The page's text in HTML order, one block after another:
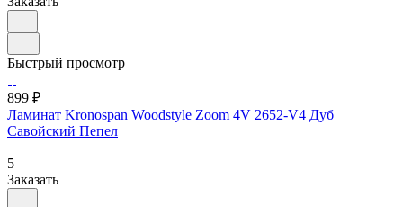
Быстрый просмотр
899 ₽
Ламинат Kronospan Woodstyle Zoom 4V 2652-V4 Дуб
Савойский Пепел
5
Заказать